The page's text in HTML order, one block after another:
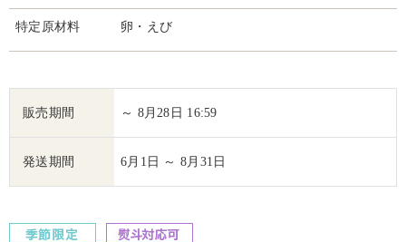
特定原材料 卵・えび
販売期間 ～ 8月28日 16:59
発送期間 6月1日 ～ 8月31日